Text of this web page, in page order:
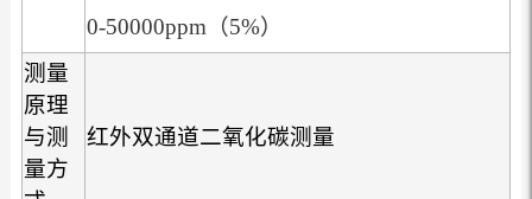
0-50000ppm（5%）
测量
原理
与测
量方
红外双通道二氧化碳测量